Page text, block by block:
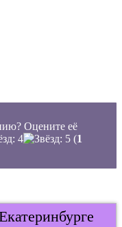
Оцените её
(1